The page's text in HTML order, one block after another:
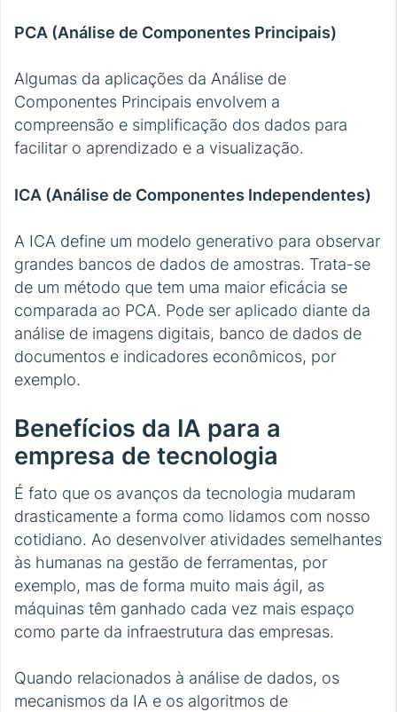
PCA (Análise de Componentes Principais)
Algumas da aplicações da Análise de
Componentes Principais envolvem a
compreensão e simplificação dos dados para
facilitar o aprendizado e a visualização.
ICA (Análise de Componentes Independentes)
A ICA define um modelo generativo para observar
grandes bancos de dados de amostras. Trata-se
de um método que tem uma maior eficácia se
comparada ao PCA. Pode ser aplicado diante da
análise de imagens digitais, banco de dados de
documentos e indicadores econômicos, por
exemplo.
Benefícios da IA para a
empresa de tecnologia
É fato que os avanços da tecnologia mudaram
drasticamente a forma como lidamos com nosso
cotidiano. Ao desenvolver atividades semelhantes
às humanas na gestão de ferramentas, por
exemplo, mas de forma muito mais ágil, as
máquinas têm ganhado cada vez mais espaço
como parte da infraestrutura das empresas.
Quando relacionados à análise de dados, os
mecanismos da IA e os algoritmos de